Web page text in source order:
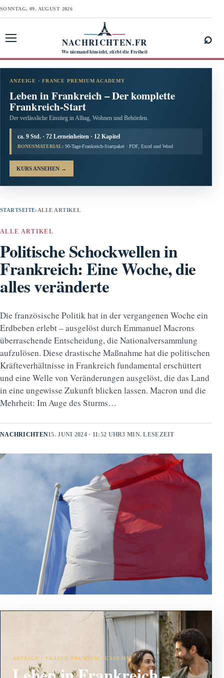
SONNTAG, 09. AUGUST 2026
NACHRICHTEN.FR
Wo niemand hinsieht, stirbt die Freiheit
⌕
ANZEIGE · FRANCE PREMIUM ACADEMY
Leben in Frankreich – Der komplette
Frankreich-Start
Der verlässliche Einstieg in Alltag, Wohnen und Behörden.
ca. 9 Std. · 72 Lerneinheiten · 12 Kapitel
BONUSMATERIAL: 90-Tage-Frankreich-Startpaket · PDF, Excel und Word
KURS ANSEHEN →
STARTSEITE› ALLE ARTIKEL
ALLE ARTIKEL
Politische Schockwellen in
Frankreich: Eine Woche, die
alles veränderte
Die französische Politik hat in der vergangenen Woche ein
Erdbeben erlebt – ausgelöst durch Emmanuel Macrons
überraschende Entscheidung, die Nationalversammlung
aufzulösen. Diese drastische Maßnahme hat die politischen
Kräfteverhältnisse in Frankreich fundamental erschüttert
und eine Welle von Veränderungen ausgelöst, die das Land
in eine ungewisse Zukunft blicken lassen. Macron und die
Mehrheit: Im Auge des Sturms…
NACHRICHTEN15. JUNI 2024 · 11:52 UHR3 MIN. LESEZEIT
ANZEIGE · FRANCE PREMIUM ACADEMY